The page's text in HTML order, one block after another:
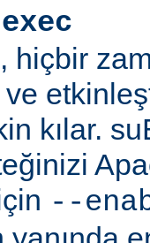
hiçbir
ve
kılar.
--